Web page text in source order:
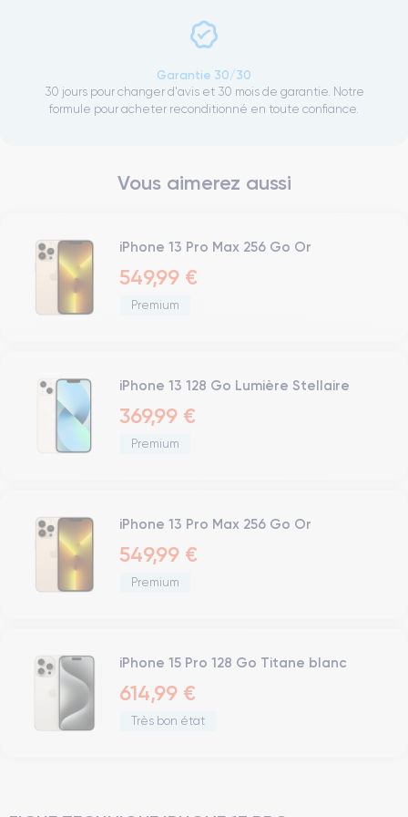
Garantie 30/30
30 jours pour changer d'avis et 30 mois de garantie. Notre
formule pour acheter reconditionné en toute confiance.
Vous aimerez aussi
iPhone 13 Pro Max 256 Go Or
549,99 €
Premium
iPhone 13 128 Go Lumière Stellaire
369,99 €
Premium
iPhone 13 Pro Max 256 Go Or
549,99 €
Premium
iPhone 15 Pro 128 Go Titane blanc
614,99 €
Très bon état